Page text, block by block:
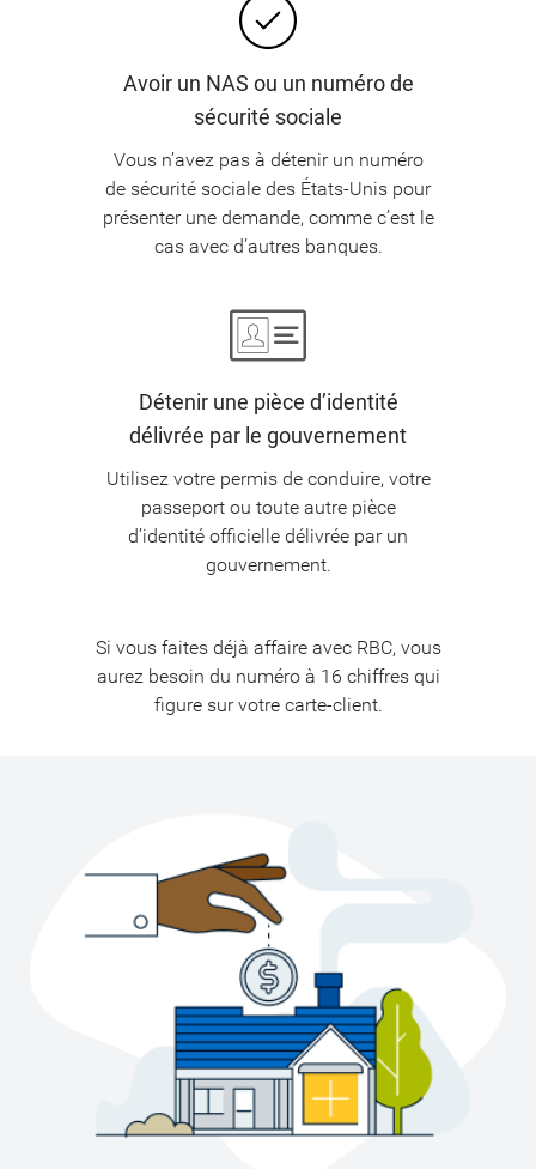
Avoir un NAS ou un numéro de
sécurité sociale
Vous n’avez pas à détenir un numéro
de sécurité sociale des États-Unis pour
présenter une demande, comme c’est le
cas avec d’autres banques.
Détenir une pièce d’identité
délivrée par le gouvernement
Utilisez votre permis de conduire, votre
passeport ou toute autre pièce
d’identité officielle délivrée par un
gouvernement.
Si vous faites déjà affaire avec RBC, vous
aurez besoin du numéro à 16 chiffres qui
figure sur votre carte-client.